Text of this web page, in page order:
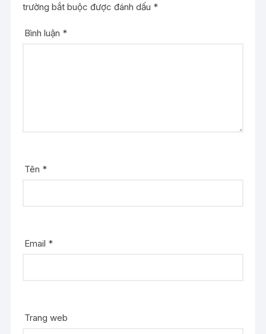
trường bắt buộc được đánh dấu *
Bình luận *
Tên *
Email *
Trang web